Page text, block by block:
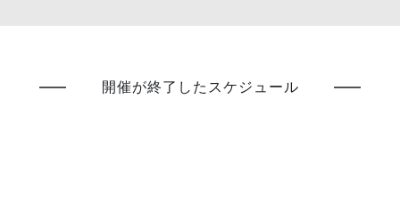
開催が終了したスケジュール